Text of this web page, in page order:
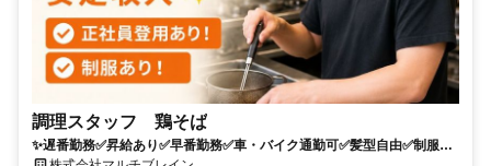
調理スタッフ 鶏そば
✨遅番勤務✅昇給あり✅早番勤務✅車・バイク通勤可✅髪型自由✅制服貸